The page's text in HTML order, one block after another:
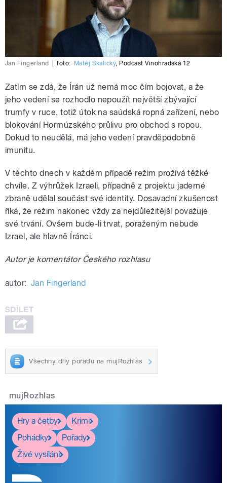
Jan Fingerland foto: Matěj Skalický, Podcast Vinohradská 12
Zatím se zdá, že Írán už nemá moc čím bojovat, a že
jeho vedení se rozhodlo nepoužít největší zbývající
trumfy v ruce, totiž útok na saúdská ropná zařízení, nebo
blokování Hormúzského průlivu pro obchod s ropou.
Dokud to neudělá, má jeho vedení pravděpodobně
imunitu.
V těchto dnech v každém případě režim prožívá těžké
chvíle. Z výhrůžek Izraeli, případně z projektu jaderné
zbraně udělal součást své identity. Dosavadní zkušenost
říká, že režim nakonec vždy za nejdůležitější považuje
své trvání. Ovšem bude-li trvat, poraženým nebude
Izrael, ale hlavně Íránci.
Autor je komentátor Českého rozhlasu
autor: Jan Fingerland
Všechny díly pořadu na mujRozhlas
mujRozhlas
Hry a četby
Krimi
Pohádky
Pořady
Živé vysílání